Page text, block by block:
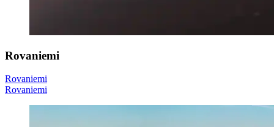
Rovaniemi
Rovaniemi
Rovaniemi